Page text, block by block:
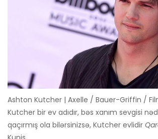
Ashton Kutcher | Axelle / Bauer-Griffin /
Kutcher bir ev adıdır, bəs xanım sevgisi
qaçırmış ola bilərsinizsə, Kutcher evlidir